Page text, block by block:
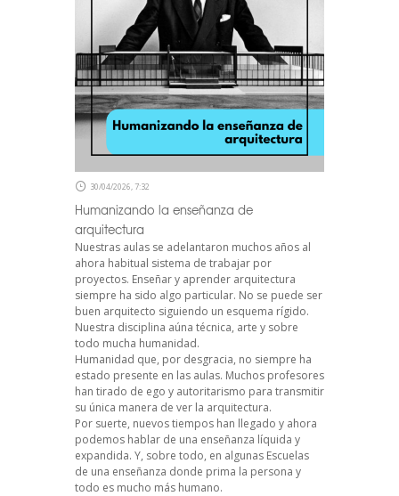
30/04/2026, 7:32
Humanizando la enseñanza de
arquitectura
Nuestras aulas se adelantaron muchos años al
ahora habitual sistema de trabajar por
proyectos. Enseñar y aprender arquitectura
siempre ha sido algo particular. No se puede ser
buen arquitecto siguiendo un esquema rígido.
Nuestra disciplina aúna técnica, arte y sobre
todo mucha humanidad.
Humanidad que, por desgracia, no siempre ha
estado presente en las aulas. Muchos profesores
han tirado de ego y autoritarismo para transmitir
su única manera de ver la arquitectura.
Por suerte, nuevos tiempos han llegado y ahora
podemos hablar de una enseñanza líquida y
expandida. Y, sobre todo, en algunas Escuelas
de una enseñanza donde prima la persona y
todo es mucho más humano.